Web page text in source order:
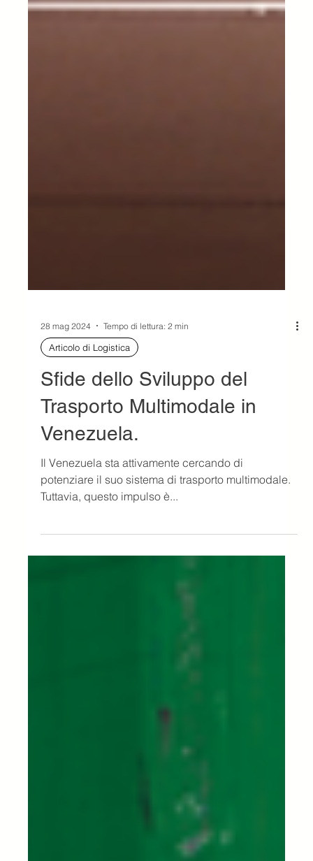
28 mag 2024 Tempo di lettura: 2 min
Articolo di Logistica
Sfide dello Sviluppo del
Trasporto Multimodale in
Il Venezuela sta attivamente cercando di
potenziare il suo sistema di trasporto multimodale.